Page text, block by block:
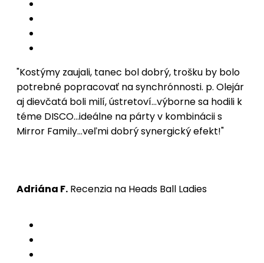
"Kostýmy zaujali, tanec bol dobrý, trošku by bolo
potrebné popracovať na synchrónnosti. p. Olejár
aj dievčatá boli milí, ústretoví...výborne sa hodili k
téme DISCO...ideálne na párty v kombinácii s
Mirror Family...veľmi dobrý synergický efekt!"
Adriána F. Recenzia na Heads Ball Ladies